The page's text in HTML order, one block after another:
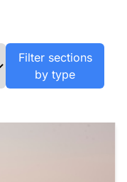
Filter sections
by type